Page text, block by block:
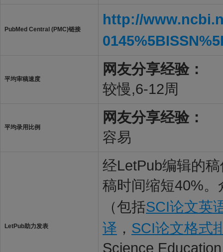
PubMed Central (PMC)链接
http://
平均审稿速度
网友分享经验：
较慢,6-12周
平均录用比例
网友分享经验：
容易
LetPub助力发表
经LetPub编辑的
稿时间缩短40%
（包括SCI论文英
译 ， SCI论文格式
Science